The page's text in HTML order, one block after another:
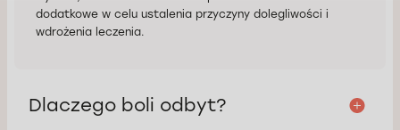
dodatkowe w celu ustalenia przyczyny dolegliwości i
wdrożenia leczenia.
Dlaczego boli odbyt?